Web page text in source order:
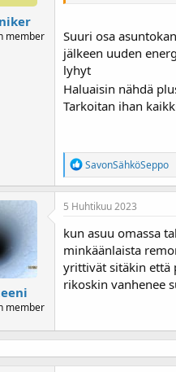
member
Suuri osa
jälkeen uuden
lyhyt
Haluaisin nähdä
Tarkoitan ihan
R
e
a
k
o
t
:
SavonSähköSeppo
member
5 Huhtikuu 2023
kun asuu omassa
minkäänlaista
yrittivät sitäkin että
rikoskin vanhenee